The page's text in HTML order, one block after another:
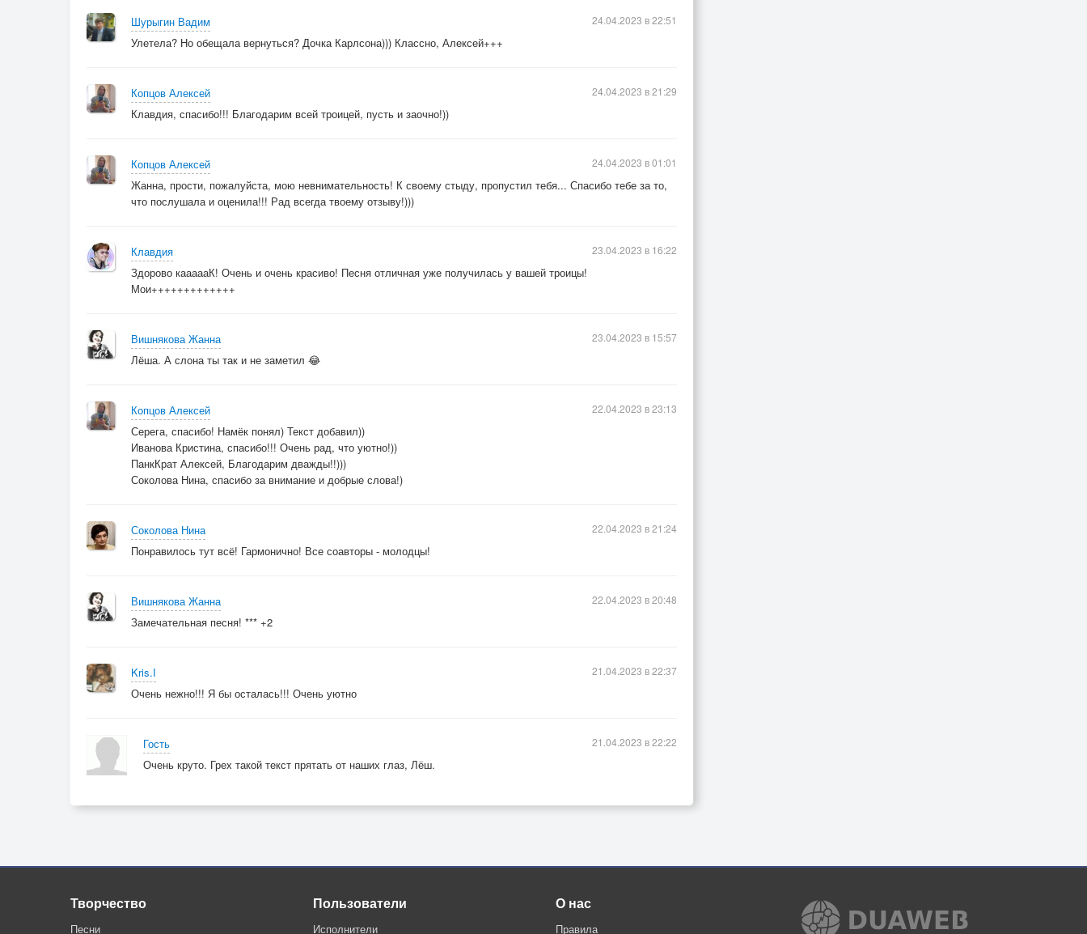
Шурыгин Вадим
Улетела? Но обещала вернуться? Дочка Карлсона))) Классно, Алексей+++
24.04.2023 в 22:51
Копцов Алексей
Клавдия, спасибо!!! Благодарим всей троицей, пусть и заочно!))
24.04.2023 в 21:29
Копцов Алексей
Жанна, прости, пожалуйста, мою невнимательность! К своему стыду, пропустил тебя... Спасибо тебе за то,
что послушала и оценила!!! Рад всегда твоему отзыву!)))
24.04.2023 в 01:01
Клавдия
Здорово каааааК! Очень и очень красиво! Песня отличная уже получилась у вашей троицы!
Мои+++++++++++++
23.04.2023 в 16:22
Вишнякова Жанна
Лёша. А слона ты так и не заметил 😂
23.04.2023 в 15:57
Копцов Алексей
Серега, спасибо! Намёк понял) Текст добавил))
Иванова Кристина, спасибо!!! Очень рад, что уютно!))
ПанкКрат Алексей, Благодарим дважды!!)))
Соколова Нина, спасибо за внимание и добрые слова!)
22.04.2023 в 23:13
Соколова Нина
Понравилось тут всё! Гармонично! Все соавторы - молодцы!
22.04.2023 в 21:24
Вишнякова Жанна
Замечательная песня! *** +2
22.04.2023 в 20:48
Kris.I
Очень нежно!!! Я бы осталась!!! Очень уютно
21.04.2023 в 22:37
Гость
Очень круто. Грех такой текст прятать от наших глаз, Лёш.
21.04.2023 в 22:22
Творчество
Песни
Пользователи
Исполнители
О нас
Правила